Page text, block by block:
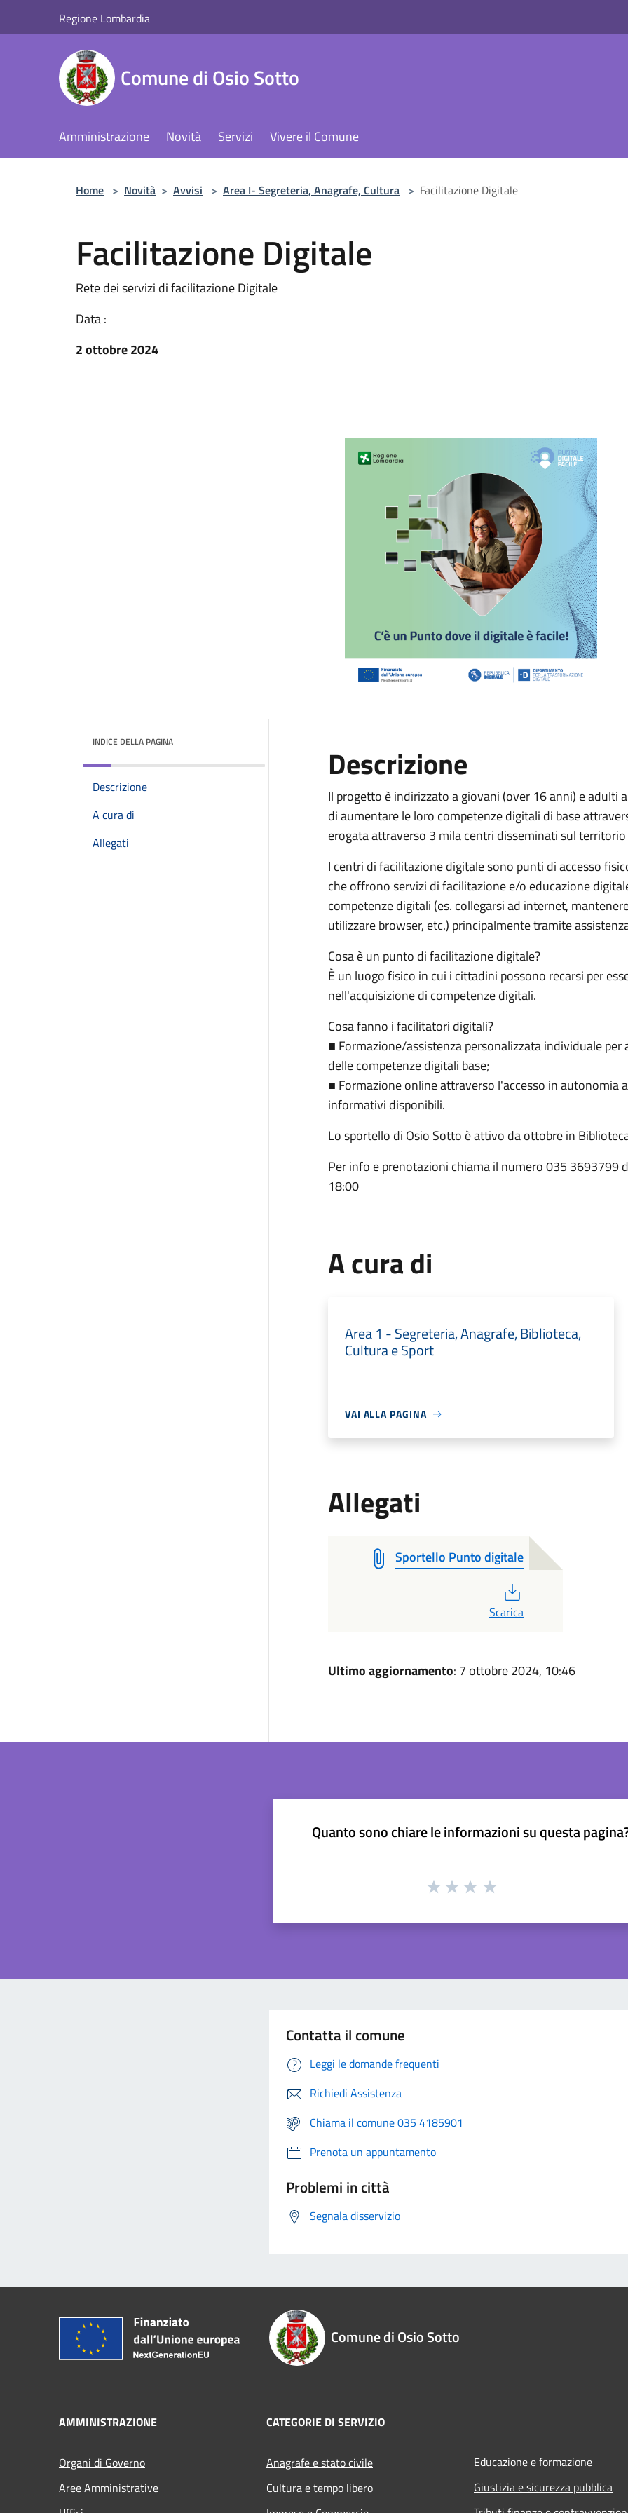
Regione Lombardia
Comune di Osio Sotto
Amministrazione Novità Servizi Vivere il Comune
Home > Novità > Avvisi > Area I- Segreteria, Anagrafe, Cultura > Facilitazione Digitale
Facilitazione Digitale
Rete dei servizi di facilitazione Digitale
Data :
2 ottobre 2024
INDICE DELLA PAGINA
Descrizione
A cura di
Allegati
Descrizione
Il progetto è indirizzato a giovani (over 16 anni) e adulti
di aumentare le loro competenze digitali di base
erogata attraverso 3 mila centri disseminati sul
I centri di facilitazione digitale sono punti di accesso
che offrono servizi di facilitazione e/o educazione
competenze digitali (es. collegarsi ad internet,
utilizzare browser, etc.) principalmente tramite
Cosa è un punto di facilitazione digitale?
È un luogo fisico in cui i cittadini possono recarsi per
nell'acquisizione di competenze digitali.
Cosa fanno i facilitatori digitali?
■ Formazione/assistenza personalizzata individuale
delle competenze digitali base;
■ Formazione online attraverso l'accesso in autonomia
informativi disponibili.
Lo sportello di Osio Sotto è attivo da ottobre in
Per info e prenotazioni chiama il numero 035 3693799
18:00
A cura di
Area 1 - Segreteria, Anagrafe, Biblioteca,
Cultura e Sport
VAI ALLA PAGINA
Allegati
Sportello Punto digitale
Scarica
Ultimo aggiornamento: 7 ottobre 2024, 10:46
Quanto sono chiare le informazioni su questa
Contatta il comune
Leggi le domande frequenti
Richiedi Assistenza
Chiama il comune 035 4185901
Prenota un appuntamento
Problemi in città
Segnala disservizio
Comune di Osio Sotto
AMMINISTRAZIONE
Organi di Governo
Aree Amministrative
CATEGORIE DI SERVIZIO
Anagrafe e stato civile
Cultura e tempo libero
Educazione e formazione
Giustizia e sicurezza pubblica